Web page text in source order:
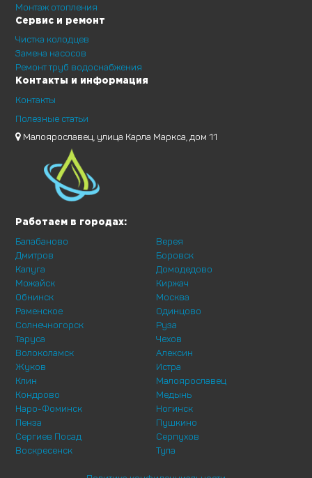
Монтаж отопления
Сервис и ремонт
Чистка колодцев
Замена насосов
Ремонт труб водоснабжения
Контакты и информация
Контакты
Полезные статьи
Малоярославец, улица Карла Маркса, дом 11
Работаем в городах:
Балабаново
Дмитров
Калуга
Можайск
Обнинск
Раменское
Солнечногорск
Таруса
Верея
Боровск
Домодедово
Киржач
Москва
Одинцово
Руза
Чехов
Волоколамск
Жуков
Клин
Кондрово
Наро-Фоминск
Пенза
Сергиев Посад
Воскресенск
Алексин
Истра
Малоярославец
Медынь
Ногинск
Пушкино
Серпухов
Тула